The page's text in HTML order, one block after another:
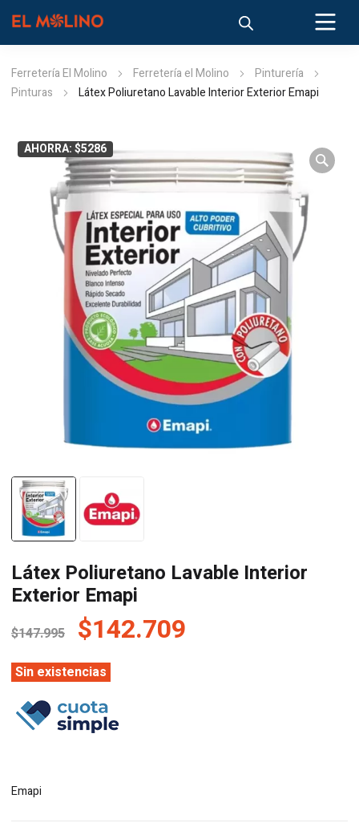
Ferretería El Molino Ferretería el Molino
Pinturería
Pinturas
Látex Poliuretano Lavable Interior Exterior Emapi
AHORRA: $5286
Látex Poliuretano Lavable Interior
Exterior Emapi
$147.995 El
precio
original
era:
$147.995.
$142.709
Sin existencias
Emapi